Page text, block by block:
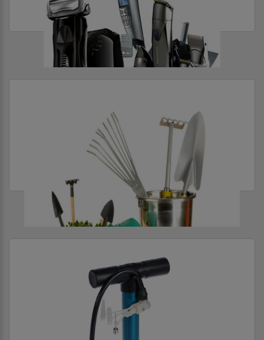
ТЕХНИКА ДЛЯ КРАСОТЫ И ЗДОРОВЬЯ
ТОВАРЫ ДЛЯ ДОМА И САДА